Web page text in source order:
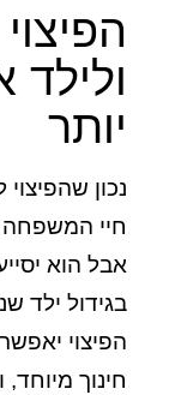
ולילד
יותר
נכון
חיי המשפחה
אבל הוא
בגידול ילד
הפיצוי
חינוך מיוחד,